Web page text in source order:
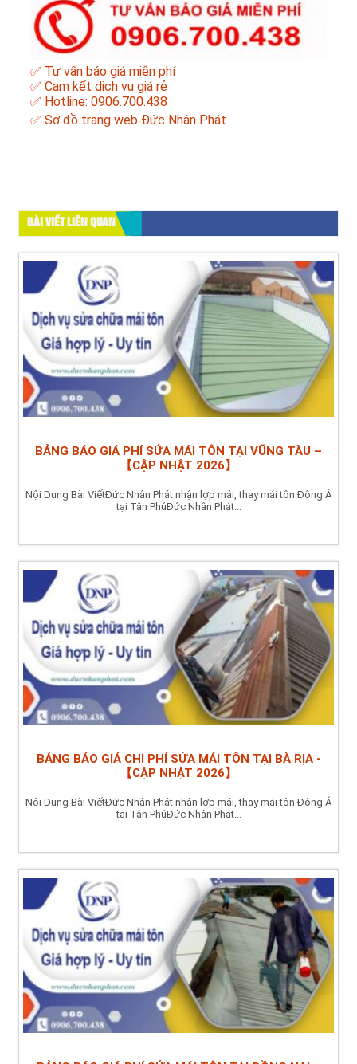
✅ Tư vấn báo giá miễn phí
✅ Cam kết dịch vụ giá rẻ
✅ Hotline: 0906.700.438
✅ Sơ đồ trang web Đức Nhân Phát
BÀI VIẾT LIÊN QUAN
BẢNG BÁO GIÁ PHÍ SỬA MÁI TÔN TẠI VŨNG TÀU –
【CẬP NHẬT 2026】
Nội Dung Bài ViếtĐức Nhân Phát nhận lợp mái, thay mái tôn Đông Á
tại Tân PhúĐức Nhân Phát...
BẢNG BÁO GIÁ CHI PHÍ SỬA MÁI TÔN TẠI BÀ RỊA -
【CẬP NHẬT 2026】
Nội Dung Bài ViếtĐức Nhân Phát nhận lợp mái, thay mái tôn Đông Á
tại Tân PhúĐức Nhân Phát...